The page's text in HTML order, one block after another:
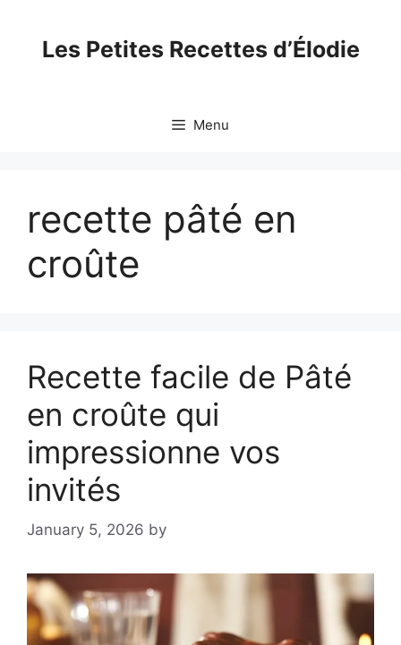
contentLes Petites Recettes d’Élodie
Menu
recette pâté en
croûte
Recette facile de Pâté
en croûte qui
impressionne vos
invités
January 5, 2026 by